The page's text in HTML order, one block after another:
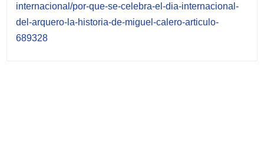
internacional/por-que-se-celebra-el-dia-internacional-
del-arquero-la-historia-de-miguel-calero-articulo-
689328